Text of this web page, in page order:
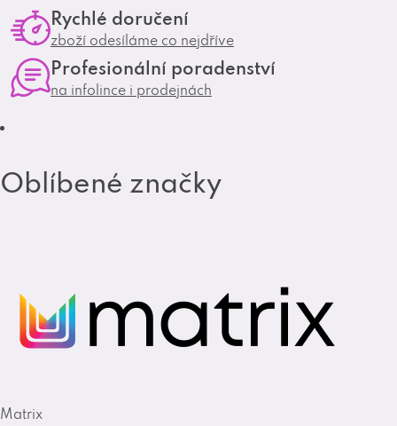
s
u
g
a
m
o
o
k
Rychlé doručení
zboží odesíláme co nejdříve
Profesionální poradenství
na infolince i prodejnách
Oblíbené značky
Matrix